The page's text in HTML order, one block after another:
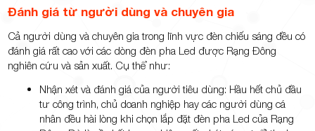
Đánh giá từ người dùng và chuyên gia
Cả người dùng và chuyên gia trong lĩnh vực đèn chiếu sáng đều có
đánh giá rất cao với các dòng đèn pha Led được Rạng Đông
nghiên cứu và sản xuất. Cụ thể như:
Nhận xét và đánh giá của người tiêu dùng: Hầu hết chủ đầu
tư công trình, chủ doanh nghiệp hay các người dùng cá
nhân đều hài lòng khi chọn lắp đặt đèn pha Led của Rạng